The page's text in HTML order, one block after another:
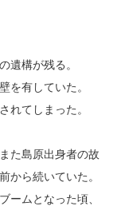
遺構が残る。
を有していた。
れてしまった。
た島原出身者の故
から続いていた。
ームとなった頃、